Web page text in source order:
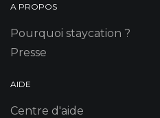
A PROPOS
Pourquoi staycation ?
Presse
AIDE
Centre d'aide